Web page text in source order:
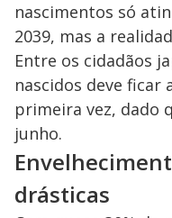
nascimentos só
2039, mas a
Entre os cidadãos
nascidos deve ficar
primeira vez, dado
junho.
drásticas